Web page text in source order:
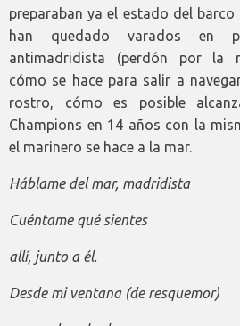
preparaban ya el estado del
han quedado varados en
antimadridista (perdón por la
cómo se hace para salir a
rostro, cómo es posible
Champions en 14 años con la
el marinero se hace a la mar.
Háblame del mar, madridista
Cuéntame qué sientes
allí, junto a él.
Desde mi ventana (de resquemor)